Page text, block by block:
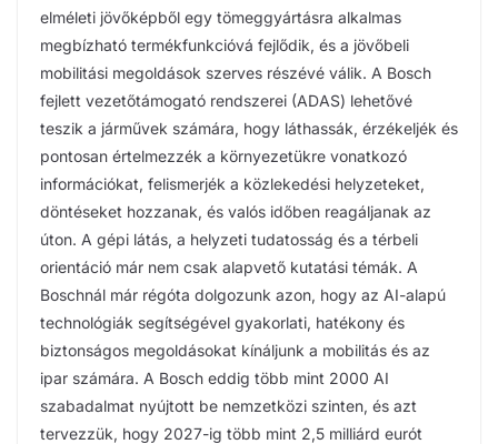
elméleti jövőképből egy tömeggyártásra alkalmas
megbízható termékfunkcióvá fejlődik, és a jövőbeli
mobilitási megoldások szerves részévé válik. A Bosch
fejlett vezetőtámogató rendszerei (ADAS) lehetővé
teszik a járművek számára, hogy láthassák, érzékeljék és
pontosan értelmezzék a környezetükre vonatkozó
információkat, felismerjék a közlekedési helyzeteket,
döntéseket hozzanak, és valós időben reagáljanak az
úton. A gépi látás, a helyzeti tudatosság és a térbeli
orientáció már nem csak alapvető kutatási témák. A
Boschnál már régóta dolgozunk azon, hogy az AI-alapú
technológiák segítségével gyakorlati, hatékony és
biztonságos megoldásokat kínáljunk a mobilitás és az
ipar számára. A Bosch eddig több mint 2000 AI
szabadalmat nyújtott be nemzetközi szinten, és azt
tervezzük, hogy 2027-ig több mint 2,5 milliárd eurót